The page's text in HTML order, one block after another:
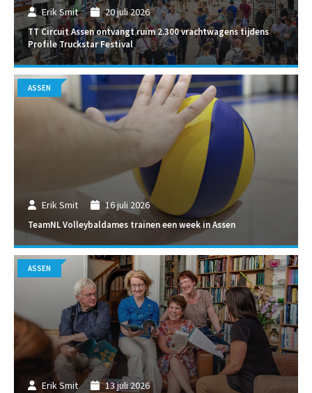
Erik Smit 20 juli 2026
TT Circuit Assen ontvangt ruim 2.300 vrachtwagens tijdens
Profile Truckstar Festival
Erik Smit 16 juli 2026
TeamNL Volleybaldames trainen een week in Assen
ASSEN
Erik Smit 13 juli 2026
ASSEN